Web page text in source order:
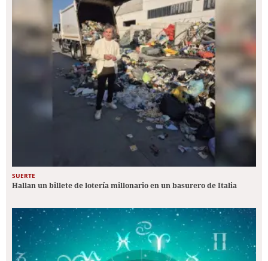
SUERTE
Hallan un billete de lotería millonario en un basurero de Italia